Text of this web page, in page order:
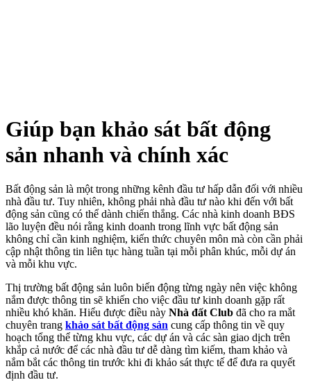
Giúp bạn khảo sát bất động
sản nhanh và chính xác
Bất động sản là một trong những kênh đầu tư hấp dẫn đối với nhiều
nhà đầu tư. Tuy nhiên, không phải nhà đầu tư nào khi đến với bất
động sản cũng có thể dành chiến thắng. Các nhà kinh doanh BĐS
lão luyện đều nói rằng kinh doanh trong lĩnh vực bất động sản
không chỉ cần kinh nghiệm, kiến thức chuyên môn mà còn cần phải
cập nhật thông tin liên tục hàng tuần tại mỗi phân khúc, mỗi dự án
và mỗi khu vực.
Thị trường bất động sản luôn biến động từng ngày nên việc không
nắm được thông tin sẽ khiến cho việc đầu tư kinh doanh gặp rất
nhiều khó khăn. Hiểu được điều này Nhà đất Club đã cho ra mắt
chuyên trang khảo sát bất động sản cung cấp thông tin về quy
hoạch tổng thể từng khu vực, các dự án và các sàn giao dịch trên
khắp cả nước để các nhà đầu tư dễ dàng tìm kiếm, tham khảo và
nắm bắt các thông tin trước khi đi khảo sát thực tế để đưa ra quyết
định đầu tư.